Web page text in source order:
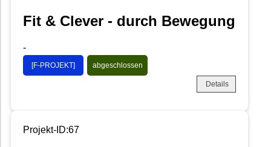
Fit & Clever - durch Bewegung
-
[F-PROJEKT] abgeschlossen
Details
Projekt-ID:67